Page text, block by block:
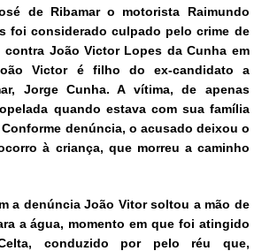
de Ribamar o motorista Raimundo
foi considerado culpado pelo crime de
João Victor Lopes da Cunha em
Victor é filho do ex-candidato a
Jorge Cunha. A vítima, de apenas
quando estava com sua família
Conforme denúncia, o acusado deixou o
à criança, que morreu a caminho
a denúncia João Vitor soltou a mão de
a água, momento em que foi atingido
conduzido por pelo réu que,